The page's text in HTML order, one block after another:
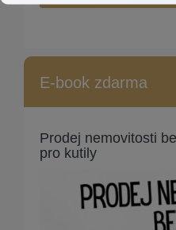
E-book zdarma
Prodej nemovitosti
pro kutily